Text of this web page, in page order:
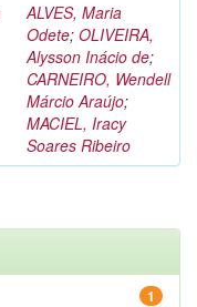
ALVES, Maria
Odete; OLIVEIRA,
Alysson Inácio de;
CARNEIRO, Wendell
Márcio Araújo;
MACIEL, Iracy
Soares Ribeiro
1